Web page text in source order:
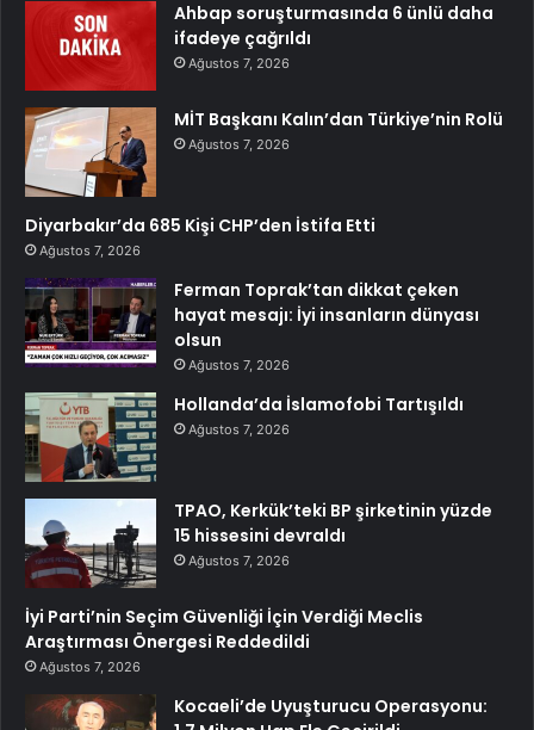
Ahbap soruşturmasında 6 ünlü daha
ifadeye çağrıldı
Ağustos 7, 2026
MİT Başkanı Kalın’dan Türkiye’nin Rolü
Ağustos 7, 2026
Diyarbakır’da 685 Kişi CHP’den İstifa Etti
Ağustos 7, 2026
Ferman Toprak’tan dikkat çeken
hayat mesajı: İyi insanların dünyası
olsun
Ağustos 7, 2026
Hollanda’da İslamofobi Tartışıldı
Ağustos 7, 2026
TPAO, Kerkük’teki BP şirketinin yüzde
15 hissesini devraldı
Ağustos 7, 2026
İyi Parti’nin Seçim Güvenliği İçin Verdiği Meclis
Araştırması Önergesi Reddedildi
Ağustos 7, 2026
Kocaeli’de Uyuşturucu Operasyonu: